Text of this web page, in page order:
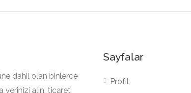
dahil olan binlerce
yerinizi alın, ticaret
Sayfalar
Profil